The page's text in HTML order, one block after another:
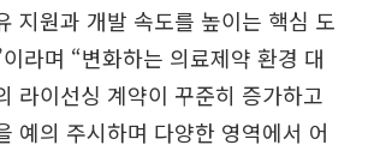
지원과 개발 속도를 높이는 핵심 도
라며 “변화하는 의료제약 환경 대
라이선싱 계약이 꾸준히 증가하고
예의 주시하며 다양한 영역에서 어